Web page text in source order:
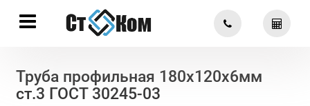
Труба профильная 180х120х6мм
ст.3 ГОСТ 30245-03